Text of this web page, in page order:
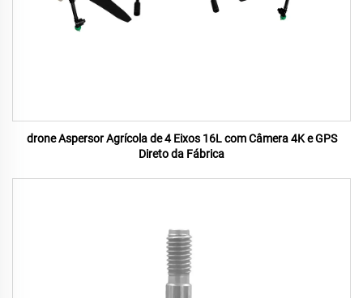
drone Aspersor Agrícola de 4 Eixos 16L com Câmera 4K e GPS
Direto da Fábrica